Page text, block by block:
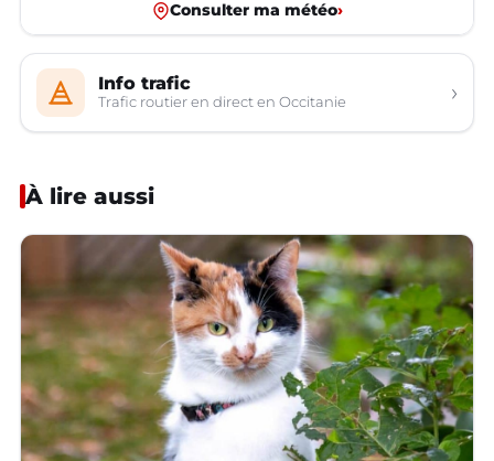
Consulter ma météo›
Info trafic
Trafic routier en direct en Occitanie ›
À lire aussi